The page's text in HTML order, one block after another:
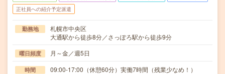
正社員への紹介予定派遣
勤務地
札幌市中央区
大通駅から徒歩8分／さっぽろ駅から徒歩9分
曜日頻度 月～金／週5日
時間 09:00-17:00（休憩60分）実働7時間（残業少なめ！）